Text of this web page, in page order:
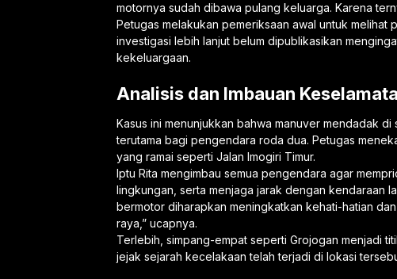
motornya sudah dibawa pulang keluarga. Karena
Petugas melakukan pemeriksaan awal untuk melihat
investigasi lebih lanjut belum dipublikasikan
kekeluargaan.
Analisis dan Imbauan
Kasus ini menunjukkan bahwa manuver mendadak
terutama bagi pengendara roda dua. Petugas
yang ramai seperti Jalan Imogiri Timur.
Iptu Rita mengimbau semua pengendara agar
lingkungan, serta menjaga jarak dengan kendaraan
bermotor diharapkan meningkatkan kehati-hatian
raya,” ucapnya.
Terlebih, simpang-empat seperti Grojogan menjadi
jejak sejarah kecelakaan telah terjadi di lokasi